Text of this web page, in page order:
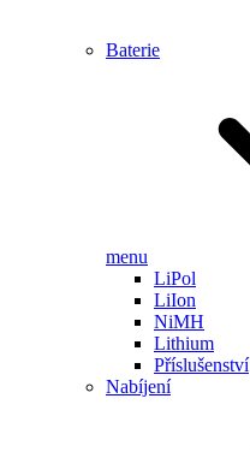
Baterie
menu
LiPol
LiIon
NiMH
Lithium
Příslušenství
Nabíjení